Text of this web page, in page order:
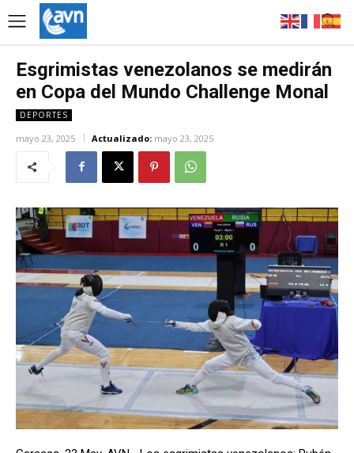
Esgrimistas venezolanos se medirán
en Copa del Mundo Challenge Monal
DEPORTES
mayo 23, 2025 Actualizado: mayo 23, 2025